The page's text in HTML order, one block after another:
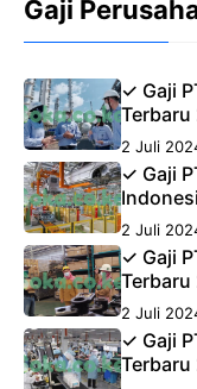
Gaji
✓ Gaji
Terbaru
2 Juli
✓ Gaji
2 Juli
✓ Gaji
Terbaru
2 Juli
✓ Gaji
Terbaru